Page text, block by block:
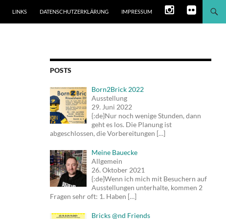
LINKS DATENSCHUTZERKLÄRUNG IMPRESSUM
POSTS
Born2Brick 2022
Ausstellung
29. Juni 2022
{:de}Nur noch wenige Stunden, dann
geht es los. Die Planung ist
abgeschlossen, die Vorbereitungen […]
Meine Bauecke
Allgemein
26. Oktober 2021
{:de}Wenn ich mich mit Besuchern auf
Ausstellungen unterhalte, kommen 2
Fragen sehr oft: 1. Haben […]
Bricks @nd Friends